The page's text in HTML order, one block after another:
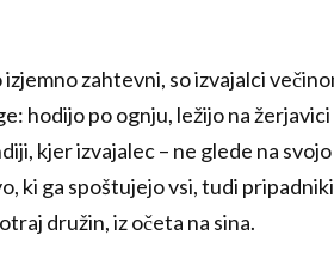
zahtevni, so izvajalci
hodijo po ognju, ležijo na
kjer izvajalec – ne glede na
ki ga spoštujejo vsi, tudi
družin, iz očeta na sina.